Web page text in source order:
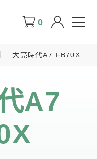
0
大亮時代A7 FB70X
A7